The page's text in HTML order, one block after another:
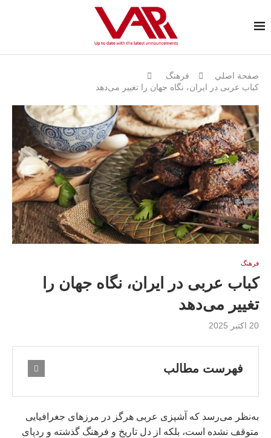
صفحة اصلي
فرهنگ
کباب عربی در ایران، نگاه جهان را تغییر می‌دهد
فرهنگ
کباب عربی در ایران، نگاه جهان را
تغییر می‌دهد
20 اکتبر 2025
فهرست مطالب
به‌نظر می‌رسد که آشپزی عربی هرگز در مرزهای جغرافیایی
متوقف نشده است، بلکه از دل تاریخ و فرهنگ گذشته و ردپای